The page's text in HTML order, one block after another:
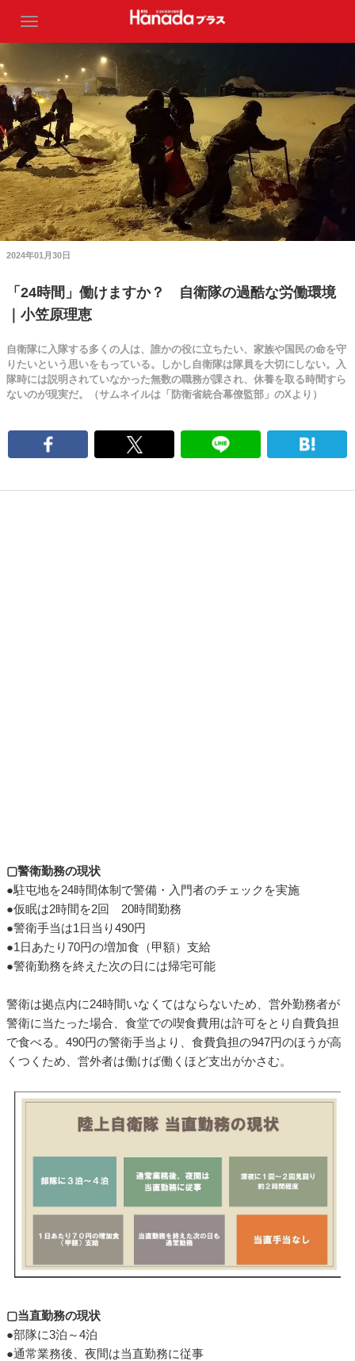
2024年01月30日
「24時間」働けますか？ 自衛隊の過酷な労働環境
｜小笠原理恵
自衛隊に入隊する多くの人は、誰かの役に立ちたい、家族や国民の命を守
りたいという思いをもっている。しかし自衛隊は隊員を大切にしない。入
隊時には説明されていなかった無数の職務が課され、休養を取る時間すら
ないのが現実だ。（サムネイルは「防衛省統合幕僚監部」のXより）
▢警衛勤務の現状
●駐屯地を24時間体制で警備・入門者のチェックを実施
●仮眠は2時間を2回 20時間勤務
●警衛手当は1日当り490円
●1日あたり70円の増加食（甲額）支給
●警衛勤務を終えた次の日には帰宅可能
警衛は拠点内に24時間いなくてはならないため、営外勤務者が
警衛に当たった場合、食堂での喫食費用は許可をとり自費負担
で食べる。490円の警衛手当より、食費負担の947円のほうが高
くつくため、営外者は働けば働くほど支出がかさむ。
▢当直勤務の現状
●部隊に3泊～4泊
●通常業務後、夜間は当直勤務に従事